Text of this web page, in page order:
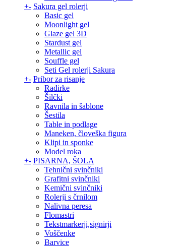
+- Sakura gel rolerji
Basic gel
Moonlight gel
Glaze gel 3D
Stardust gel
Metallic gel
Souffle gel
Seti Gel rolerji Sakura
+- Pribor za risanje
Radirke
Šilčki
Ravnila in šablone
Šestila
Table in podlage
Maneken, človeška figura
Klipi in sponke
Model roka
+- PISARNA, ŠOLA
Tehnični svinčniki
Grafitni svinčniki
Kemični svinčniki
Rolerji s črnilom
Nalivna peresa
Flomastri
Tekstmarkerji,signirji
Voščenke
Barvice